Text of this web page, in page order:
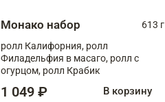
Монако набор
613 г
ролл Калифорния, ролл
Филадельфия в масаго, ролл с
огурцом, ролл Крабик
1 049 ₽ В корзину